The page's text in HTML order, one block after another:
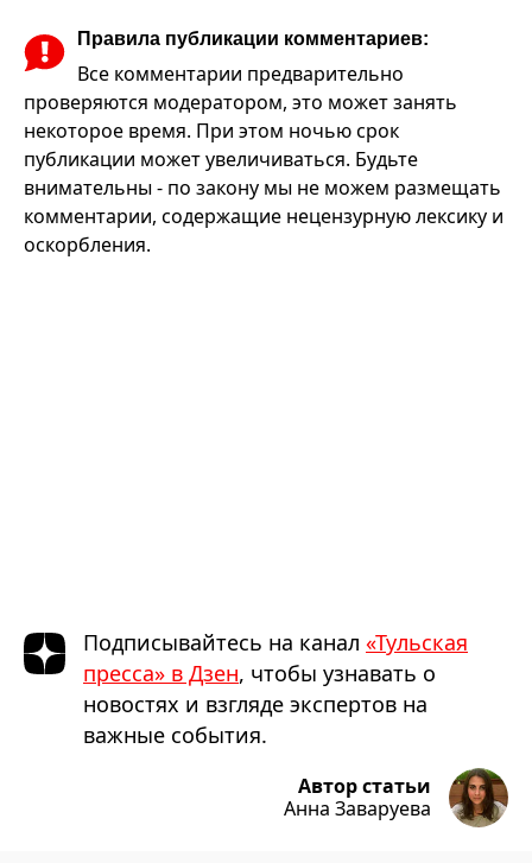
Правила публикации комментариев:
Все комментарии предварительно
проверяются модератором, это может занять
некоторое время. При этом ночью срок
публикации может увеличиваться. Будьте
внимательны - по закону мы не можем размещать
комментарии, содержащие нецензурную лексику и
оскорбления.
Подписывайтесь на канал «Тульская
пресса» в Дзен, чтобы узнавать о
новостях и взгляде экспертов на
важные события.
Автор статьи
Анна Заваруева